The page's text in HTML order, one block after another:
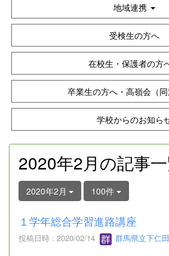
地域連携
受検生の方へ
在校生・保護者の方
卒業生の方へ・高嶺会（同
学校からのお知ら
2020年2月の記事
2020年2月 100件
１学年総合学習進路講座
投稿日時 : 2020/02/14 群馬県立下仁